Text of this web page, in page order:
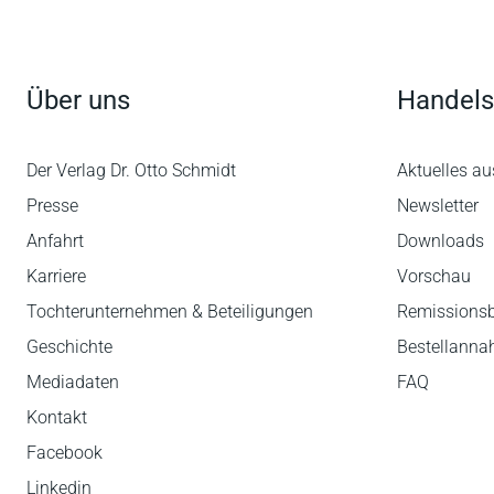
Über uns
Der Verlag Dr. Otto Schmidt
Presse
Anfahrt
Karriere
Tochterunternehmen & Beteiligungen
Geschichte
Mediadaten
Kontakt
Facebook
Linkedin
Aktuelles
Newsletter
Downloads
Vorschau
FAQ